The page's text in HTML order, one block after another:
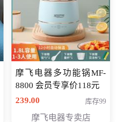
摩飞电器多功能锅MF-
8800 会员专享价118元
239.00
库存99
摩飞电器专卖店